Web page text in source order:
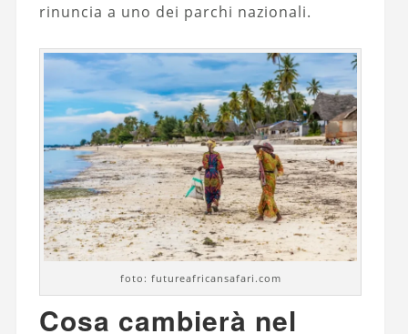
rinuncia a uno dei parchi nazionali.
foto: futureafricansafari.com
Cosa cambierà nel